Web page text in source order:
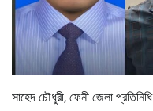
সাহেদ চৌধুরী, ফেনী জেলা প্রতিনিধি